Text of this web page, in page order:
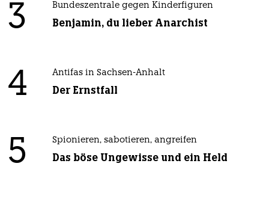
3 Bundeszentrale gegen Kinderfiguren
Benjamin, du lieber Anarchist
4 Antifas in Sachsen-Anhalt
Der Ernstfall
5 Spionieren, sabotieren, angreifen
Das böse Ungewisse und ein Held